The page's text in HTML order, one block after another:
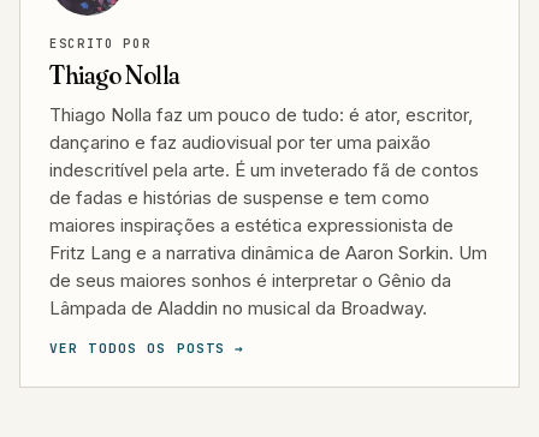
ESCRITO POR
Thiago Nolla
Thiago Nolla faz um pouco de tudo: é ator, escritor,
dançarino e faz audiovisual por ter uma paixão
indescritível pela arte. É um inveterado fã de contos
de fadas e histórias de suspense e tem como
maiores inspirações a estética expressionista de
Fritz Lang e a narrativa dinâmica de Aaron Sorkin. Um
de seus maiores sonhos é interpretar o Gênio da
Lâmpada de Aladdin no musical da Broadway.
VER TODOS OS POSTS →